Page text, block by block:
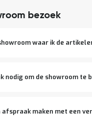
bezoek
waar ik de
nodig om de showroom te
maken met een